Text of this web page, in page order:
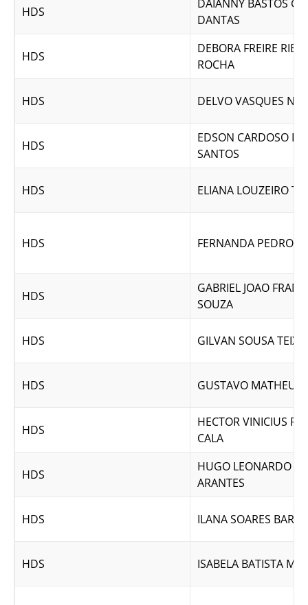
HDS
DAIANNY BASTOS
DANTAS
HDS
DEBORA FREIRE
ROCHA
HDS DELVO VASQUES
HDS
EDSON CARDOSO
SANTOS
HDS ELIANA LOUZEIRO
HDS FERNANDA
HDS
GABRIEL JOAO
SOUZA
HDS GILVAN SOUSA
HDS GUSTAVO
HDS
HECTOR VINICIUS
CALA
HDS
HUGO LEONARDO
ARANTES
HDS ILANA SOARES
HDS ISABELA BATISTA